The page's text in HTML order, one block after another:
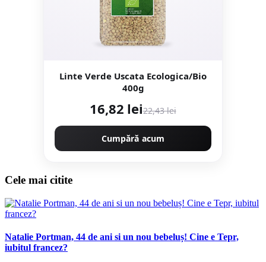
Linte Verde Uscata Ecologica/Bio
400g
16,82 lei22,43 lei
Cumpără acum
Cele mai citite
Natalie Portman, 44 de ani si un nou bebeluș! Cine e Tepr,
iubitul francez?